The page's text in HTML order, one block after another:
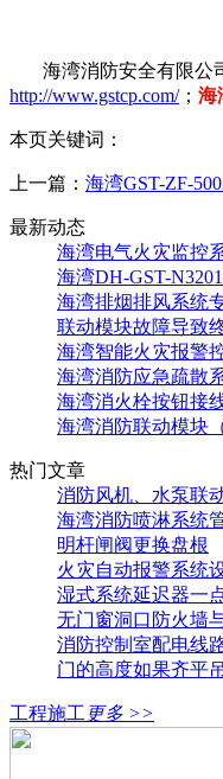
海湾消防安全有限公司
http://www.gstcp.com/； 海
本页关键词：
上一篇： 海湾GST-ZF-
最新动态
海湾电气火灾监控
海湾DH-GST-
海湾排烟排风系统
联动模块故障导致
海湾智能火灾报警
海湾消防应急疏散
海湾消火栓按钮接
海湾消防联动模块
热门文章
消防风机、水泵联
海湾消防喷淋系统
明杆闸阀更换盘根
火灾自动报警系统
湿式系统延迟器一
无门窗洞口防火墙
消防控制室配电线
门的高度如果齐平
工程施工 更多 >>